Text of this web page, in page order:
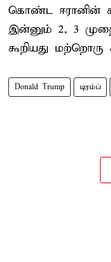
கொண்ட ஈரானின்
இன்னும் 2, 3
கூறியது
Donald Trump டிரம்ப்